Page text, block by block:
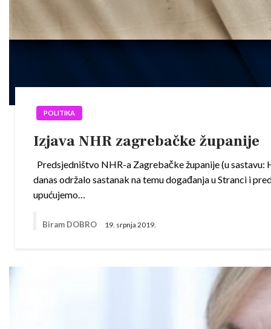
POLITIKA
Izjava NHR zagrebačke županije
Predsjedništvo NHR-a Zagrebačke županije (u
danas održalo sastanak na temu događanja u Stranci i
upućujemo…
Biram DOBRO 19. srpnja 2019.